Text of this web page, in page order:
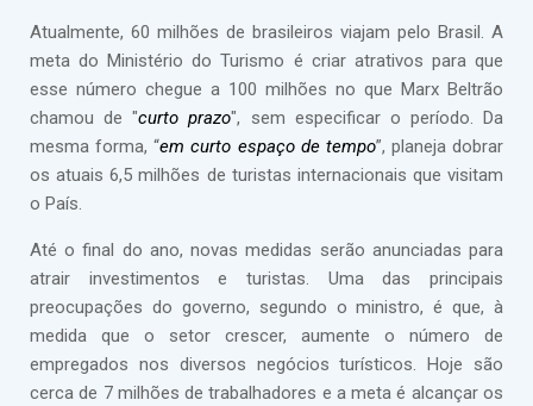
Atualmente, 60 milhões de brasileiros viajam pelo Brasil. A
meta do Ministério do Turismo é criar atrativos para que
esse número chegue a 100 milhões no que Marx Beltrão
chamou de "curto prazo", sem especificar o período. Da
mesma forma, “em curto espaço de tempo”, planeja dobrar
os atuais 6,5 milhões de turistas internacionais que visitam
o País.
Até o final do ano, novas medidas serão anunciadas para
atrair investimentos e turistas. Uma das principais
preocupações do governo, segundo o ministro, é que, à
medida que o setor crescer, aumente o número de
empregados nos diversos negócios turísticos. Hoje são
cerca de 7 milhões de trabalhadores e a meta é alcançar os